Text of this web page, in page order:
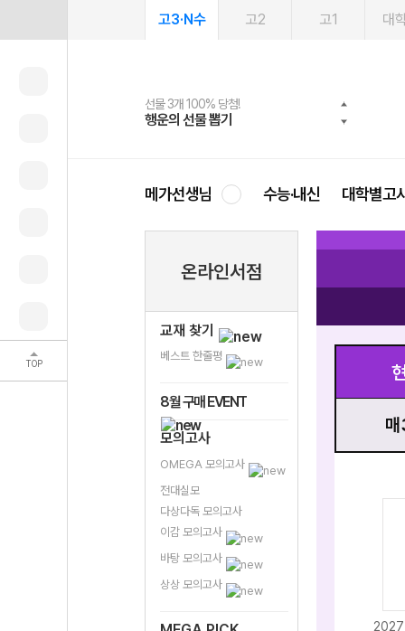
TOP
고3·N수 고2 고1 대
선물 3개 100% 당첨!
행운의 선물 뽑기
선물 100% 증정!
메가스터디 X 올리브
여름방학 스터디 캐시백
메가런 썸머스쿨
2027 러셀 단과
강사 공개선발
스마트러닝앱
설문 EVENT
메가패스
3일 무료 체험권
메가패스 수강생 무료혜택!
메가클럽 멤버십
사회공헌 캠페인
희망이룸 메가나눔
메가선생님 수능·내신 대학별고
온라인서점
교재 찾기
베스트 한줄평
8월 구매 EVENT
모의고사
OMEGA 모의고사
전대실모
다상다독 모의고사
이감 모의고사
바탕 모의고사
상상 모의고사
2027